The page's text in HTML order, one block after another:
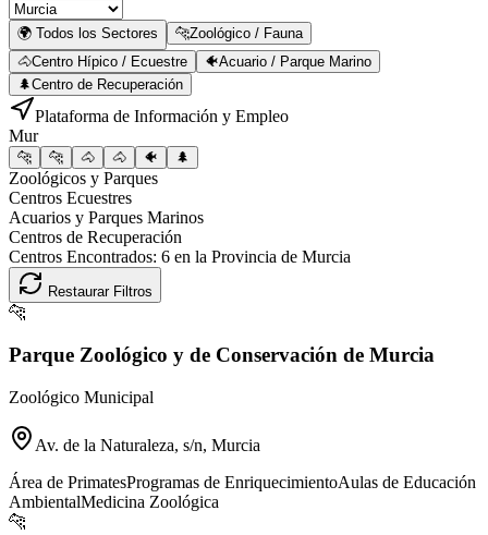
🌍 Todos los Sectores 🐆Zoológico / Fauna
🐴Centro Hípico / Ecuestre 🐠Acuario / Parque Marino
🌲Centro de Recuperación
Plataforma de Información y Empleo
Mur
🐆 🐆 🐴 🐴 🐠 🌲
Zoológicos y Parques
Centros Ecuestres
Acuarios y Parques Marinos
Centros de Recuperación
Centros Encontrados: 6 en la Provincia de Murcia
Restaurar Filtros
🐆
Parque Zoológico y de Conservación de Murcia
Zoológico Municipal
Av. de la Naturaleza, s/n, Murcia
Área de PrimatesProgramas de EnriquecimientoAulas de Educación
AmbientalMedicina Zoológica
🐆